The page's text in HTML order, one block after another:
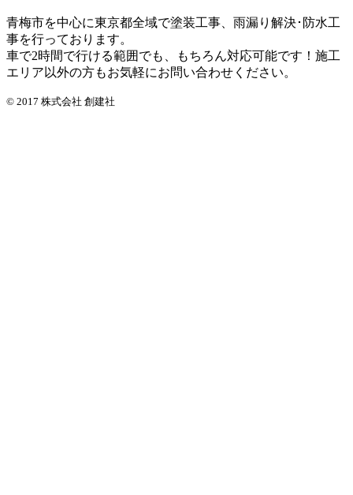
青梅市を中心に東京都全域で塗装工事、雨漏り解決･防水工
事を行っております。
車で2時間で行ける範囲でも、もちろん対応可能です！施工
エリア以外の方もお気軽にお問い合わせください。
© 2017 株式会社 創建社